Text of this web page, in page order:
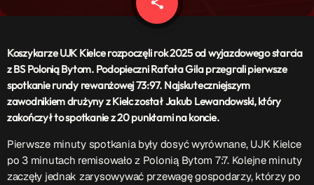
O nas
EKIPA
Rekrutacja Fraszka
Podcasty
Przydatne linki
Koszykarze UJK Kielce rozpoczęli rok 2025 od wyjazdowego starcia
z BS Polonią Bytom. Podopieczni Rafała Gila przegrali pierwsze
spotkanie rundy rewanżowej 73:97. Najskuteczniejszym
zawodnikiem drużyny z Kielc został Jakub Lewandowski, który
zakończył to spotkanie z 20 punktami na koncie.
Pierwsze minuty spotkania były dosyć wyrównane, UJK Kielce
po 3 minutach remisowało z Polonią Bytom 7:7. Kolejne minuty
zaczęły jednak zarysowywać przewagę gospodarzy, którzy po